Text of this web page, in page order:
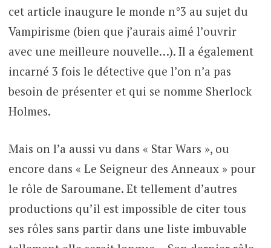
cet article inaugure le monde n°3 au sujet du
Vampirisme (bien que j’aurais aimé l’ouvrir
avec une meilleure nouvelle…). Il a également
incarné 3 fois le détective que l’on n’a pas
besoin de présenter et qui se nomme Sherlock
Holmes.
Mais on l’a aussi vu dans « Star Wars », ou
encore dans « Le Seigneur des Anneaux » pour
le rôle de Saroumane. Et tellement d’autres
productions qu’il est impossible de citer tous
ses rôles sans partir dans une liste imbuvable